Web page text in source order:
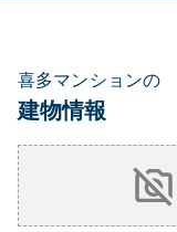
喜多マンションの
建物情報